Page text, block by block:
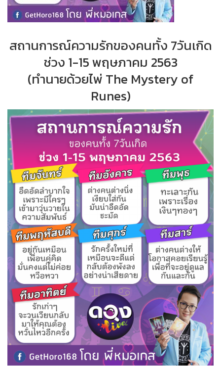
สถานการณ์​ความรักของคนทั้ง 7วันเกิด
ช่วง 1-15 พฤษภาคม​ 2563​
(ทำนายด้วยไพ่ The​ Mystery​ of​
Runes)​